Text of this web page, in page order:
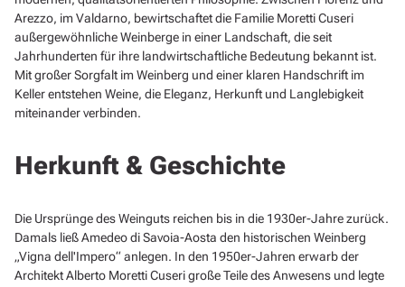
Arezzo, im Valdarno, bewirtschaftet die Familie Moretti Cuseri
außergewöhnliche Weinberge in einer Landschaft, die seit
Jahrhunderten für ihre landwirtschaftliche Bedeutung bekannt ist.
Mit großer Sorgfalt im Weinberg und einer klaren Handschrift im
Keller entstehen Weine, die Eleganz, Herkunft und Langlebigkeit
miteinander verbinden.
Herkunft & Geschichte
Die Ursprünge des Weinguts reichen bis in die 1930er-Jahre zurück.
Damals ließ Amedeo di Savoia-Aosta den historischen Weinberg
„Vigna dell'Impero“ anlegen. In den 1950er-Jahren erwarb der
Architekt Alberto Moretti Cuseri große Teile des Anwesens und legte